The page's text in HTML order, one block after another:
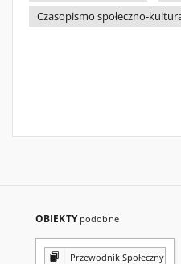
Czasopismo społeczno-
OBIEKTY podobne
Przewodnik Społeczny